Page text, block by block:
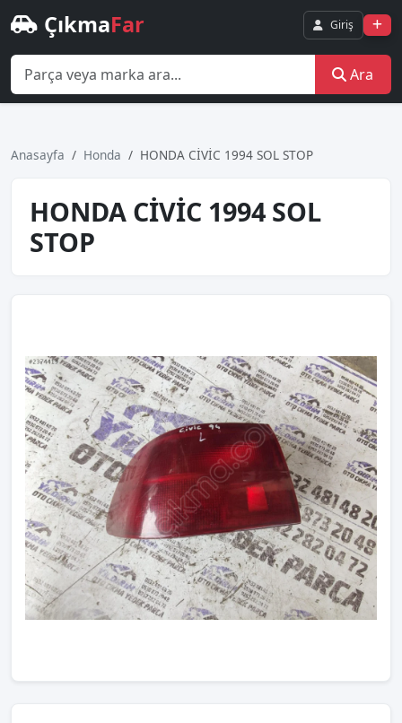
ÇıkmaFar Giriş
Ara
Anasayfa Honda HONDA CİVİC 1994 SOL STOP
HONDA CİVİC 1994 SOL
STOP